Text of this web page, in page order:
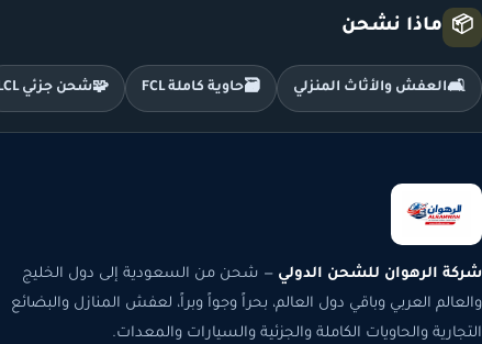
📦 ماذا نشحن
🛋️العفش والأثاث المنزلي 🗃️حاوية كاملة FCL 🧩شحن جزئي LCL
شركة الرهوان للشحن الدولي — شحن من السعودية إلى دول الخليج
والعالم العربي وباقي دول العالم، بحراً وجواً وبراً، لعفش المنازل والبضائع
التجارية والحاويات الكاملة والجزئية والسيارات والمعدات.